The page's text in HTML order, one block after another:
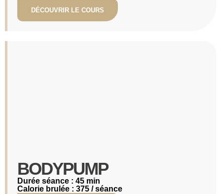
DÉCOUVRIR LE COURS
BODYPUMP​
Durée séance : 45 min
Calorie brulée : 375 / séance